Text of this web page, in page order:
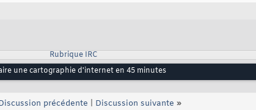
Rubrique IRC
une cartographie d'internet en 45 minutes
précédente Discussion suivante »